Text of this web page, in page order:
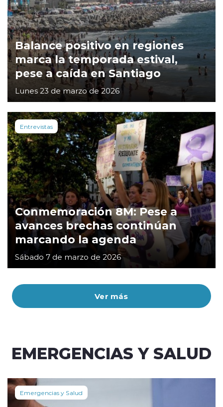
Ver más
Balance positivo en regiones
marca la temporada estival,
pese a caída en Santiago
Lunes 23 de marzo de 2026
Entrevistas
Conmemoración 8M: Pese a
avances brechas continúan
marcando la agenda
Sábado 7 de marzo de 2026
EMERGENCIAS Y SALUD
Emergencias y Salud